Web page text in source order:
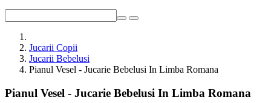
Jucarii Copii
Jucarii Bebelusi
Pianul Vesel - Jucarie Bebelusi In Limba Romana
Pianul Vesel - Jucarie Bebelusi In Limba Romana